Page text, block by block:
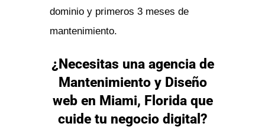
dominio y primeros 3 meses de
mantenimiento.
¿Necesitas una agencia de
Mantenimiento y Diseño
web en Miami, Florida que
cuide tu negocio digital?